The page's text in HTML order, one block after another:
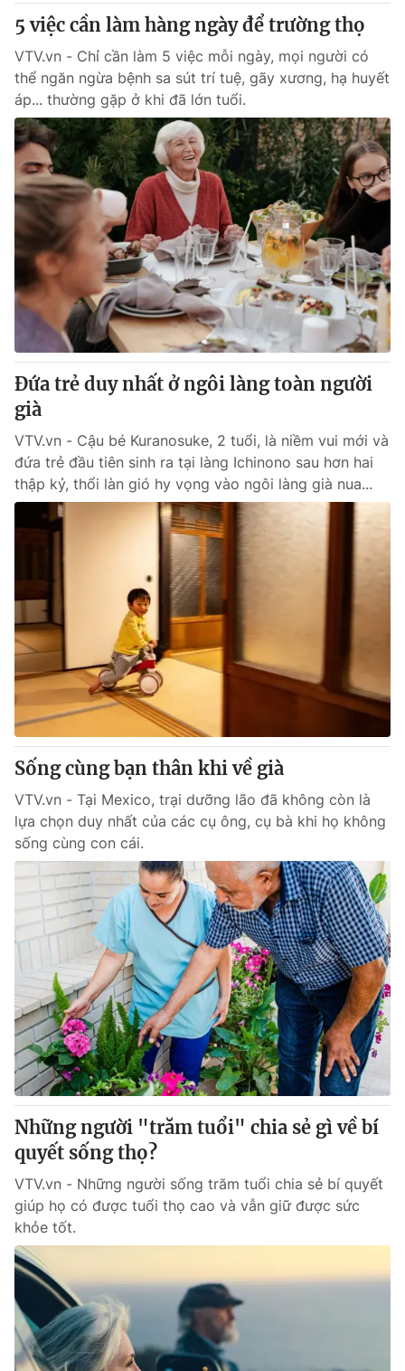
5 việc cần làm hàng ngày để trường thọ
VTV.vn - Chỉ cần làm 5 việc mỗi ngày, mọi người có
thể ngăn ngừa bệnh sa sút trí tuệ, gãy xương, hạ huyết
áp... thường gặp ở khi đã lớn tuổi.
Đứa trẻ duy nhất ở ngôi làng toàn người
già
VTV.vn - Cậu bé Kuranosuke, 2 tuổi, là niềm vui mới và
đứa trẻ đầu tiên sinh ra tại làng Ichinono sau hơn hai
thập kỷ, thổi làn gió hy vọng vào ngôi làng già nua...
Sống cùng bạn thân khi về già
VTV.vn - Tại Mexico, trại dưỡng lão đã không còn là
lựa chọn duy nhất của các cụ ông, cụ bà khi họ không
sống cùng con cái.
Những người "trăm tuổi" chia sẻ gì về bí
quyết sống thọ?
VTV.vn - Những người sống trăm tuổi chia sẻ bí quyết
giúp họ có được tuổi thọ cao và vẫn giữ được sức
khỏe tốt.